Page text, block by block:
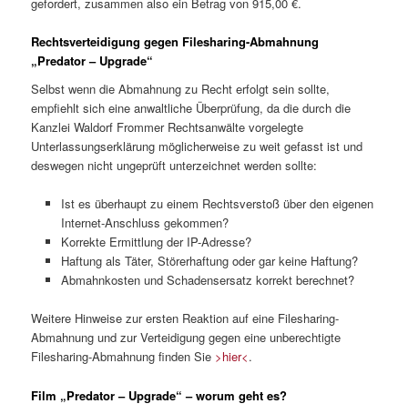
Rechtsverteidigung gegen Filesharing-Abmahnung
„Predator – Upgrade“
Selbst wenn die Abmahnung zu Recht erfolgt sein sollte,
empfiehlt sich eine anwaltliche Überprüfung, da die durch die
Kanzlei Waldorf Frommer Rechtsanwälte vorgelegte
Unterlassungserklärung möglicherweise zu weit gefasst ist und
deswegen nicht ungeprüft unterzeichnet werden sollte:
Ist es überhaupt zu einem Rechtsverstoß über den eigenen
Internet-Anschluss gekommen?
Korrekte Ermittlung der IP-Adresse?
Haftung als Täter, Störerhaftung oder gar keine Haftung?
Abmahnkosten und Schadensersatz korrekt berechnet?
Weitere Hinweise zur ersten Reaktion auf eine Filesharing-
Abmahnung und zur Verteidigung gegen eine unberechtigte
Filesharing-Abmahnung finden Sie >hier<.
Film „Predator – Upgrade“ – worum geht es?